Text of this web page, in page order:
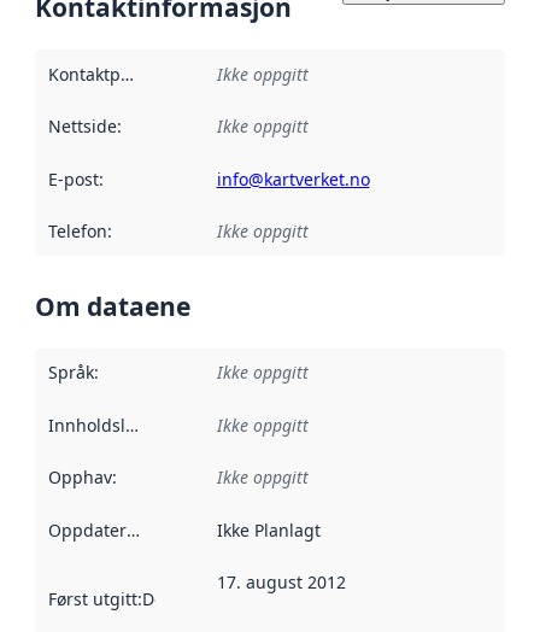
Kontaktinformasjon
Kontaktpunkt Ikke oppgitt
Nettside: Ikke oppgitt
E-post: info@kartverket.no
Telefon: Ikke oppgitt
Om dataene
Språk: Ikke oppgitt
Innholdsleverandører :
Ikke oppgitt
Opphav: Ikke oppgitt
Oppdateringsfrekvens :
Ikke Planlagt
Først utgitt:Denne datoen sier når dataene i dette
17. august 2012